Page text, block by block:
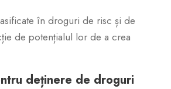
în droguri de risc și de
de potențialul lor de a crea
deținere de droguri